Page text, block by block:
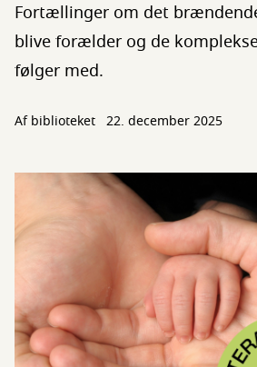
Fortællinger om det
blive forælder og de
følger med.
Af biblioteket 22. december 2025